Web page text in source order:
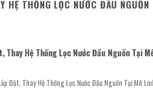
HỆ THỐNG LỌC NƯỚC ĐẦU
Thay Hệ Thống Lọc Nước Đầu Nguồn Tại
Đặt, Thay Hệ Thống Lọc Nước Đầu Nguồn Tại Mê